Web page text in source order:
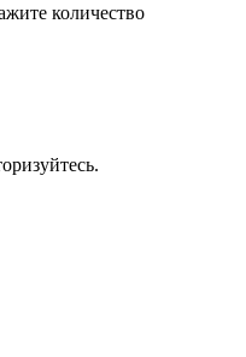
количество